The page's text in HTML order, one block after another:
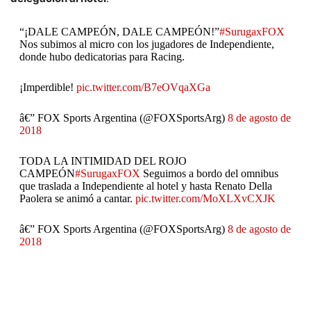
“¡DALE CAMPEÓN, DALE CAMPEÓN!”#SurugaxFOX
Nos subimos al micro con los jugadores de Independiente,
donde hubo dedicatorias para Racing.
¡Imperdible! pic.twitter.com/B7eOVqaXGa
â€” FOX Sports Argentina (@FOXSportsArg) 8 de agosto de
2018
TODA LA INTIMIDAD DEL ROJO
CAMPEÓN#SurugaxFOX Seguimos a bordo del omnibus
que traslada a Independiente al hotel y hasta Renato Della
Paolera se animó a cantar. pic.twitter.com/MoXLXvCXJK
â€” FOX Sports Argentina (@FOXSportsArg) 8 de agosto de
2018